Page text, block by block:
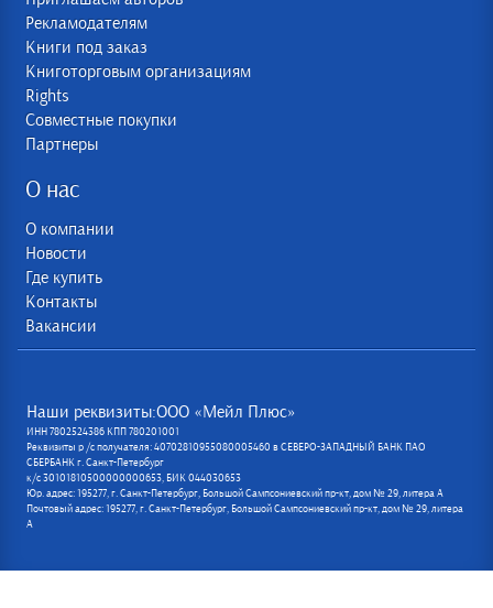
Рекламодателям
Книги под заказ
Книготорговым организациям
Rights
Совместные покупки
Партнеры
О нас
О компании
Новости
Где купить
Контакты
Вакансии
Наши реквизиты:ООО «Мейл Плюс»
ИНН 7802524386 КПП 780201001
Реквизиты р /с получателя: 40702810955080005460 в СЕВЕРО-ЗАПАДНЫЙ БАНК ПАО
СБЕРБАНК г. Санкт-Петербург
к/с 30101810500000000653, БИК 044030653
Юр. адрес: 195277, г. Санкт-Петербург, Большой Сампсониевский пр-кт, дом № 29, литера А
Почтовый адрес: 195277, г. Санкт-Петербург, Большой Сампсониевский пр-кт, дом № 29, литера
А